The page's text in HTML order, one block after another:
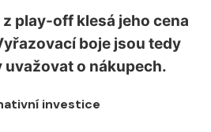
play-off klesá jeho cena
boje jsou tedy
o nákupech.
investice